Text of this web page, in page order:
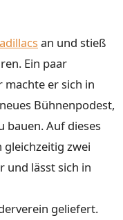
an und stieß
Ein paar
machte er sich in
Bühnenpodest,
bauen. Auf dieses
zwei
und lässt sich in
geliefert.